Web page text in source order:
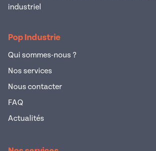
industriel
Pop Industrie
Qui sommes-nous ?
Nos services
Nous contacter
FAQ
Actualités